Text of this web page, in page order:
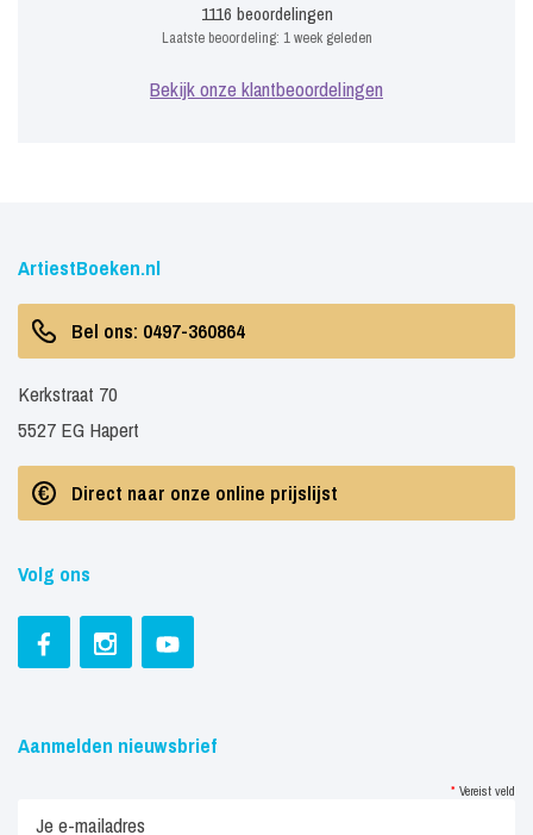
1116 beoordelingen
Laatste beoordeling: 1 week geleden
Bekijk onze klantbeoordelingen
ArtiestBoeken.nl
Bel ons: 0497-360864
Kerkstraat 70
5527 EG Hapert
Direct naar onze online prijslijst
Volg ons
Aanmelden nieuwsbrief
* Vereist veld